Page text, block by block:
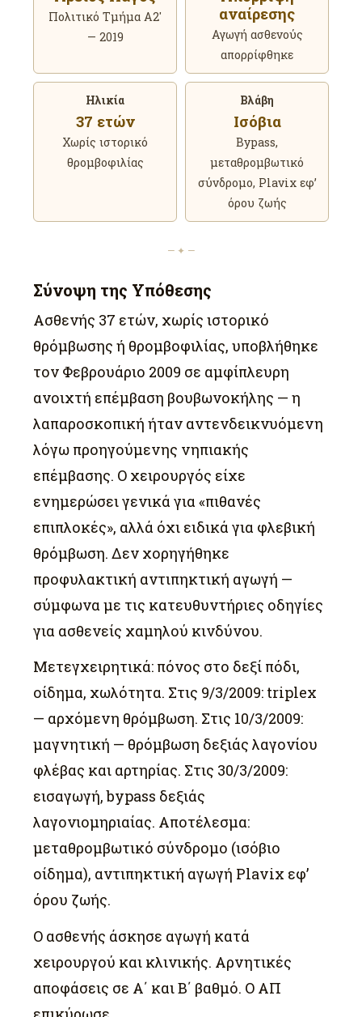
Πολιτικό Τμήμα Α2′
— 2019
αναίρεσης
Αγωγή ασθενούς
απορρίφθηκε
Ηλικία
37 ετών
Χωρίς ιστορικό
θρομβοφιλίας
Βλάβη
Ισόβια
Bypass,
μεταθρομβωτικό
σύνδρομο, Plavix εφ’
όρου ζωής
— ✦ —
Σύνοψη της Υπόθεσης
Ασθενής 37 ετών, χωρίς ιστορικό
θρόμβωσης ή θρομβοφιλίας, υποβλήθηκε
τον Φεβρουάριο 2009 σε αμφίπλευρη
ανοιχτή επέμβαση βουβωνοκήλης — η
λαπαροσκοπική ήταν αντενδεικνυόμενη
λόγω προηγούμενης νηπιακής
επέμβασης. Ο χειρουργός είχε
ενημερώσει γενικά για «πιθανές
επιπλοκές», αλλά όχι ειδικά για φλεβική
θρόμβωση. Δεν χορηγήθηκε
προφυλακτική αντιπηκτική αγωγή —
σύμφωνα με τις κατευθυντήριες οδηγίες
για ασθενείς χαμηλού κινδύνου.
Μετεγχειρητικά: πόνος στο δεξί πόδι,
οίδημα, χωλότητα. Στις 9/3/2009: triplex
— αρχόμενη θρόμβωση. Στις 10/3/2009:
μαγνητική — θρόμβωση δεξιάς λαγονίου
φλέβας και αρτηρίας. Στις 30/3/2009:
εισαγωγή, bypass δεξιάς
λαγονιομηριαίας. Αποτέλεσμα:
μεταθρομβωτικό σύνδρομο (ισόβιο
οίδημα), αντιπηκτική αγωγή Plavix εφ’
όρου ζωής.
Ο ασθενής άσκησε αγωγή κατά
χειρουργού και κλινικής. Αρνητικές
αποφάσεις σε Α΄ και Β΄ βαθμό. Ο ΑΠ